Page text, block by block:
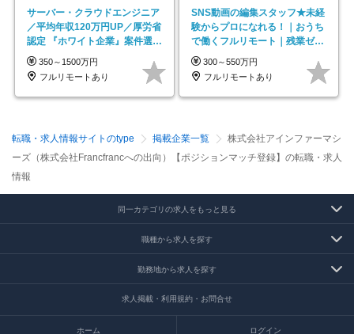
サーバー・クラウドエンジニア
／平均年収120万円UP／厚労省
認定 『ホワイト企業』案件選択
制度／年休129日
350～1500万円
フルリモートあり
SNS動画の編集スタッフ★未経
験からプロになれる！｜おうち
で働くフルリモート｜残業ゼロ
で18時退勤◎
300～550万円
フルリモートあり
転職・求人情報サイトのtype 掲載企業一覧
株式会社アインファーマシ
ーズ（株式会社Francfrancへの出向）【ポジションマッチ登録】の転職・求人
情報
同一カテゴリの求人をもっと見る
職種から求人を探す
勤務地から求人を探す
求人掲載・利用規約・お問合せ
ホーム ログイン